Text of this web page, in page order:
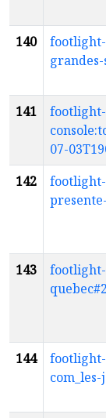
140
footlight-
141
footlight-
07-
142
143
144